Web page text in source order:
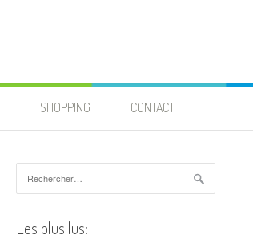
SHOPPING CONTACT
Les plus lus: